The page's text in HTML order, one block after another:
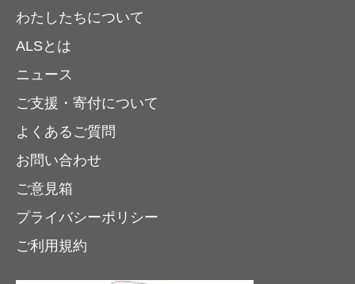
わたしたちについて
ALSとは
ニュース
ご支援・寄付について
よくあるご質問
お問い合わせ
ご意見箱
プライバシーポリシー
ご利用規約